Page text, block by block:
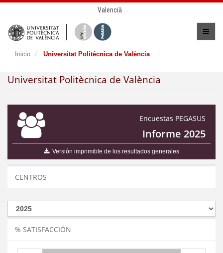
Valencià
Inicio Universitat Politècnica de València
Universitat Politècnica de València
Encuestas PEGASUS
Informe 2025
Versión imprimible de los resultados generales
CENTROS
% SATISFACCIÓN